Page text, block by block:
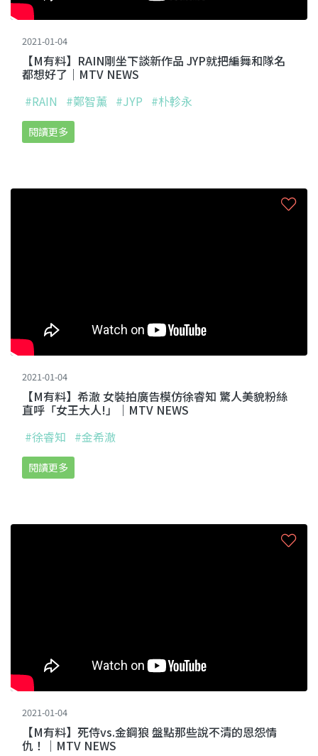
2021-01-04
【M有料】RAIN剛坐下談新作品 JYP就把編舞和隊名
都想好了｜MTV NEWS
#RAIN
#鄭智薰 #JYP #朴軫永
閱讀更多
2021-01-04
【M有料】希澈 女裝拍廣告模仿徐睿知 驚人美貌粉絲
直呼「女王大人!」｜MTV NEWS
#徐睿知 #金希澈
閱讀更多
2021-01-04
【M有料】死侍vs.金鋼狼 盤點那些說不清的恩怨情
仇！｜MTV NEWS